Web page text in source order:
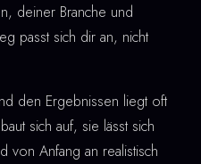
deiner Branche und
passt sich dir an, nicht
den Ergebnissen liegt oft
sich auf, sie lässt sich
von Anfang an realistisch